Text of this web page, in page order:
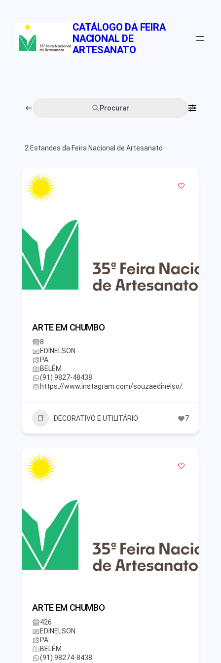
conteúdo
CATÁLOGO DA FEIRA
NACIONAL DE
ARTESANATO
Procurar
2 Estandes da Feira Nacional de Artesanato
ARTE EM CHUMBO
8
EDINELSON
PA
BELÉM
(91) 9827-48438
https://www.instagram.com/souzaedinelso/
DECORATIVO E UTILITÁRIO 7
ARTE EM CHUMBO
426
EDINELSON
PA
BELÉM
(91) 98274-8438